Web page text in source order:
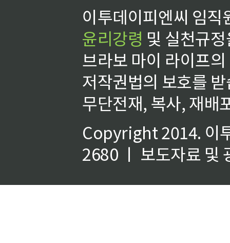
이투데이피엔씨 임
윤리강령 및 실천규
브라보 마이 라이프
저작권법의 보호를
무단전재, 복사, 재배
Copyright 2014. 이
2680 ㅣ 보도자료